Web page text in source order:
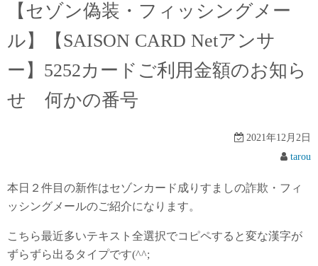
【セゾン偽装・フィッシングメー
ル】【SAISON CARD Netアンサ
ー】5252カードご利用金額のお知ら
せ 何かの番号
2021年12月2日
tarou
本日２件目の新作はセゾンカード成りすましの詐欺・フィ
ッシングメールのご紹介になります。
こちら最近多いテキスト全選択でコピペすると変な漢字が
ずらずら出るタイプです(^^;